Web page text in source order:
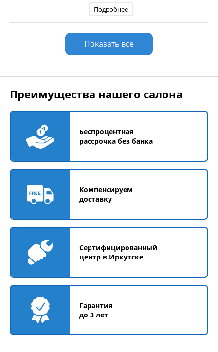
Подробнее
Показать все
Преимущества нашего салона
Беспроцентная
рассрочка без банка
Компенсируем
доставку
Сертифицированный
центр в Иркутске
Гарантия
до 3 лет